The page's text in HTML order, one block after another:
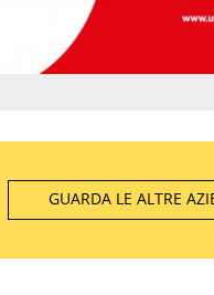
GUARDA LE ALTRE